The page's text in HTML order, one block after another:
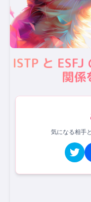
ISTP と ESFJ
関係
気になる相手